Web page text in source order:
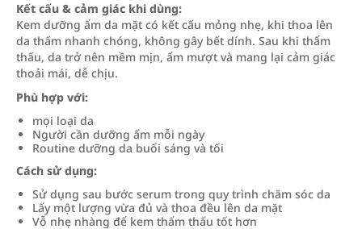
Kết cấu & cảm giác khi dùng:
Kem dưỡng ẩm da mặt có kết cấu mỏng nhẹ, khi thoa lên
da thấm nhanh chóng, không gây bết dính. Sau khi thẩm
thấu, da trở nên mềm mịn, ẩm mượt và mang lại cảm giác
thoải mái, dễ chịu.
Phù hợp với:
mọi loại da
Người cần dưỡng ẩm mỗi ngày
Routine dưỡng da buổi sáng và tối
Cách sử dụng:
Sử dụng sau bước serum trong quy trình chăm sóc da
Lấy một lượng vừa đủ và thoa đều lên da mặt
Vỗ nhẹ nhàng để kem thẩm thấu tốt hơn